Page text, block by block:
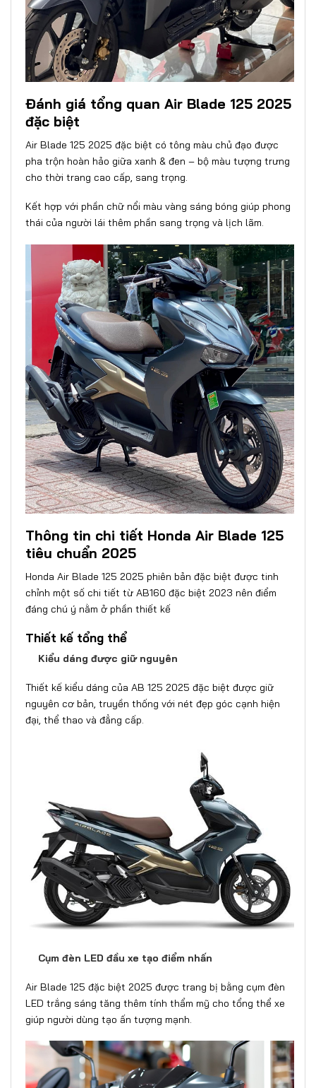
Đánh giá tổng quan Air Blade 125 2025
đặc biệt
Air Blade 125 2025 đặc biệt có tông màu chủ đạo được
pha trộn hoàn hảo giữa xanh & đen – bộ màu tượng trưng
cho thời trang cao cấp, sang trọng.
Kết hợp với phần chữ nổi màu vàng sáng bóng giúp phong
thái của người lái thêm phần sang trọng và lịch lãm.
Thông tin chi tiết Honda Air Blade 125
tiêu chuẩn 2025
Honda Air Blade 125 2025 phiên bản đặc biệt được tinh
chỉnh một số chi tiết từ AB160 đặc biệt 2023 nên điểm
đáng chú ý nằm ở phần thiết kế
Thiết kế tổng thể
Kiểu dáng được giữ nguyên
Thiết kế kiểu dáng của AB 125 2025 đặc biệt được giữ
nguyên cơ bản, truyền thống với nét đẹp góc cạnh hiện
đại, thể thao và đẳng cấp.
Cụm đèn LED đầu xe tạo điểm nhấn
Air Blade 125 đặc biệt 2025 được trang bị bằng cụm đèn
LED trắng sáng tăng thêm tính thẩm mỹ cho tổng thể xe
giúp người dùng tạo ấn tượng mạnh.